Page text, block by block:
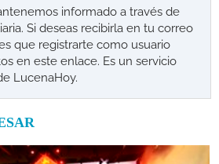
informado a través de
Si deseas recibirla en tu correo
que registrarte como usuario
en este enlace. Es un servicio
LucenaHoy.